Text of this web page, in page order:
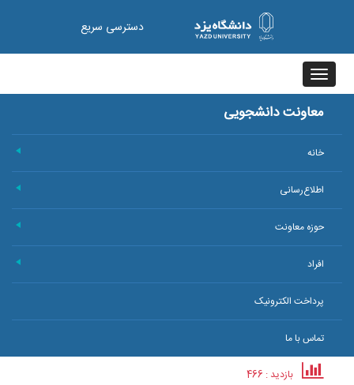
دسترسی سریع
Toggle
navigation
معاونت دانشجویی
خانه
اطلاع‌رسانی
حوزه معاونت
افراد
پرداخت الکترونیک
تماس با ما
بازدید : 466